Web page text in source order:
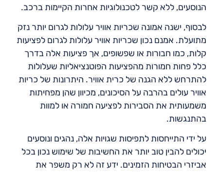
הנוסעים, ללא קשר לטכנולוגיות אחרות הקיימות ברכב.
לבסוף, ישנה אמונה שכריות אוויר עלולות לגרום יותר נזק
מתועלת. אמנם נכון שכריות אוויר עלולות לגרום לפציעות
קלות, כמו חבורות או שפשופים, אך פציעות אלה בדרך
כלל פחות חמורות מהפציעות הפוטנציאליות שעלולות
להתרחש ללא הגנה של כרית אוויר. היתרונות של כריות
אוויר עולים בהרבה על הסיכונים, מכיוון שהן מפחיתות
משמעותית את הסבירות לפציעה חמורה או למוות
בהתנגשות.
על ידי התייחסות לתפיסות שגויות אלה, נהגים ונוסעים
יכולים להבין טוב יותר את החשיבות של שימוש נכון בכל
אביזרי הבטיחות הזמינים. ידע זה לא רק משפר את